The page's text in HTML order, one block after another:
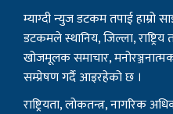
म्याग्दी न्युज डटकम तपाई हाम्रो
डटकमले स्थानिय, जिल्ला, राष्ट्रिय
खोजमूलक समाचार, मनोरञ्जनात्मक
सम्प्रेषण गर्दै आइरहेको छ ।
राष्ट्रियता, लोकतन्त्र, नागरिक